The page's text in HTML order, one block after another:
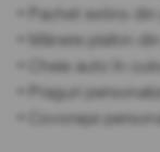
• Pachet extins
• Mânere plafon
• Cheie auto în
• Praguri
• Covorașe